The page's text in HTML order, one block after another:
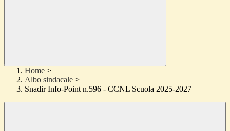
Home >
Albo sindacale >
Snadir Info-Point n.596 - CCNL Scuola 2025-2027